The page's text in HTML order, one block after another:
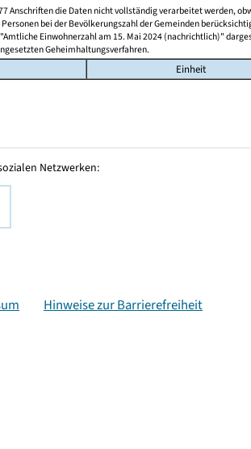
Anschriften die Daten nicht vollständig verarbeitet werden,
bei der Bevölkerungszahl der Gemeinden
Einwohnerzahl am 15. Mai 2024 (nachrichtlich)"
Geheimhaltungsverfahren.
Einheit
Netzwerken:
Hinweise zur Barrierefreiheit